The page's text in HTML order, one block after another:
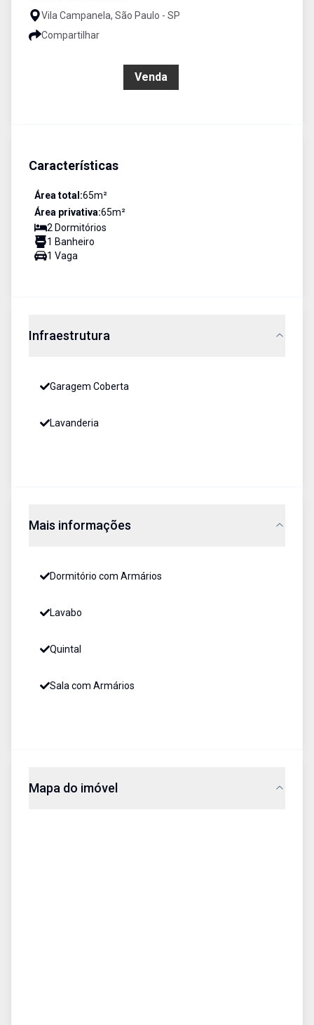
Vila Campanela, São Paulo - SP
Compartilhar
Venda
Características
Área total:65m²
Área privativa:65m²
2 Dormitórios
1 Banheiro
1 Vaga
Infraestrutura
Garagem Coberta
Lavanderia
Mais informações
Dormitório com Armários
Lavabo
Quintal
Sala com Armários
Mapa do imóvel